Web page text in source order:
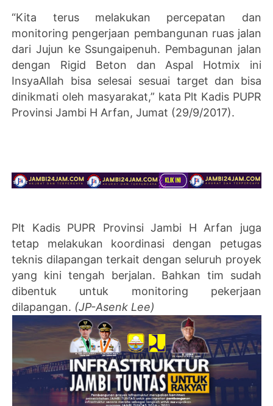
“Kita terus melakukan percepatan dan
monitoring pengerjaan pembangunan ruas jalan
dari Jujun ke Ssungaipenuh. Pembagunan jalan
dengan Rigid Beton dan Aspal Hotmix ini
InsyaAllah bisa selesai sesuai target dan bisa
dinikmati oleh masyarakat,” kata Plt Kadis PUPR
Provinsi Jambi H Arfan, Jumat (29/9/2017).
Plt Kadis PUPR Provinsi Jambi H Arfan juga
tetap melakukan koordinasi dengan petugas
teknis dilapangan terkait dengan seluruh proyek
yang kini tengah berjalan. Bahkan tim sudah
dibentuk untuk monitoring pekerjaan
dilapangan. (JP-Asenk Lee)